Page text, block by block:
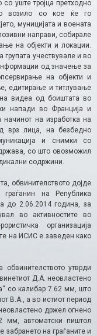
уште тројца претходно
возило со кое ќе го
муницијата и воената
направи, собирале
на објекти и локации.
учествувале и во
од значење за
на објекти и
едитирање и титлување
видеа од боиштата во
напади во Франција и
на изработка на
врз лица, на безбедно
и снимки со
со што овозможил
содржини.
обвинителството дојде
на Република
до 2.06.2014 година, за
во активностите во
организација
на ИСИС е заведен како
утврди
Д.А. неовластено
со калибар 7.62 мм, што
В.А., а во истиот период
држел огнено
мм, автоматски пиштол
на граѓаните и